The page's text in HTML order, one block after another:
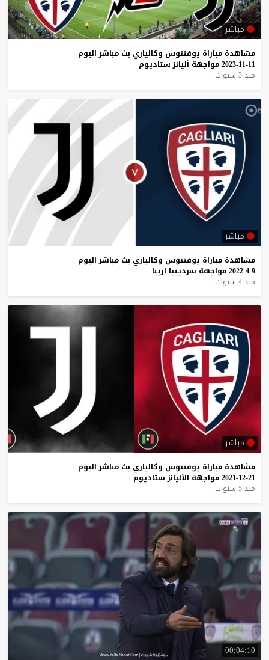
مباشر
مشاهدة مباراة يوفنتوس وكالياري بث مباشر اليوم
11-11-2023
مواجهة أليانز ستاديوم
منذ 3 سنوات
مباشر
مشاهدة مباراة يوفنتوس وكالياري بث مباشر اليوم
9-4-2022
مواجهة سردينيا ارينا
منذ 4 سنوات
مباشر
مشاهدة مباراة يوفنتوس وكالياري بث مباشر اليوم
21-12-2021
مواجهة الأليانز ستاديوم
منذ 5 سنوات
00:04:10